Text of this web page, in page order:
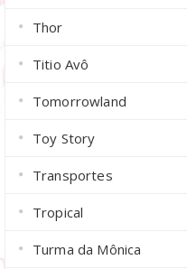
Thor
Titio Avô
Tomorrowland
Toy Story
Transportes
Tropical
Turma da Mônica